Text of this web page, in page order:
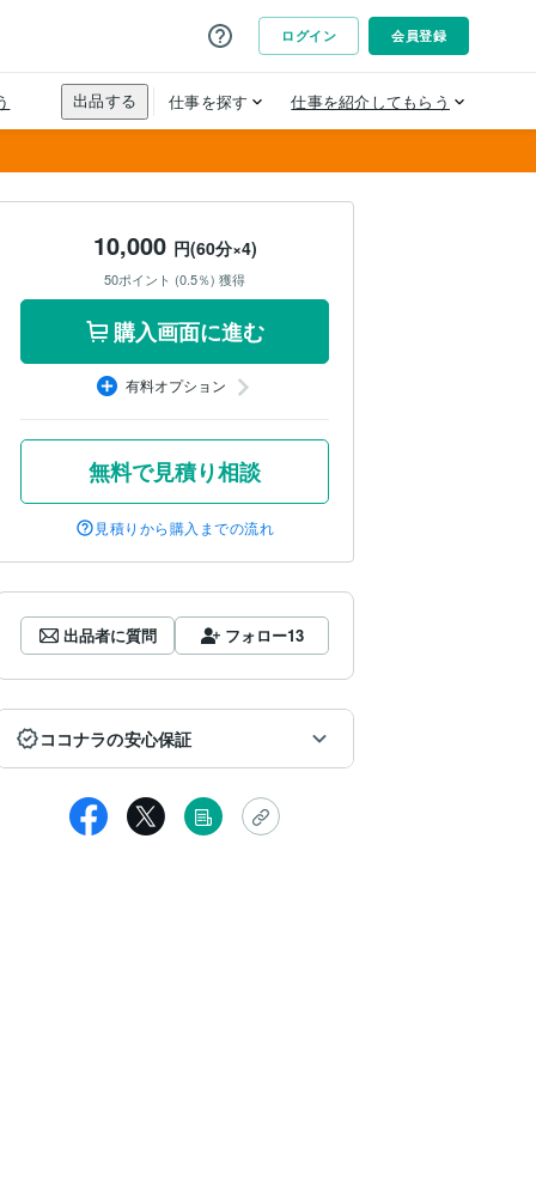
10,000 円(60分×4)
50ポイント (0.5％) 獲得
購入画面に進む
有料オプション
無料で見積り相談
見積りから購入までの流れ
出品者に質問 フォロー13
ココナラの安心保証